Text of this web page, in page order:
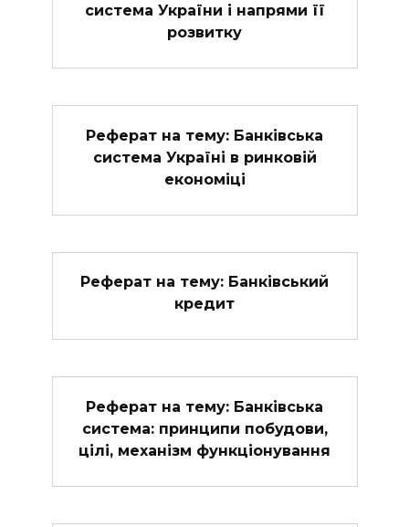
система України і напрями її
розвитку
Реферат на тему: Банківська
система Україні в ринковій
економіці
Реферат на тему: Банківський
кредит
Реферат на тему: Банківська
система: принципи побудови,
цілі, механізм функціонування